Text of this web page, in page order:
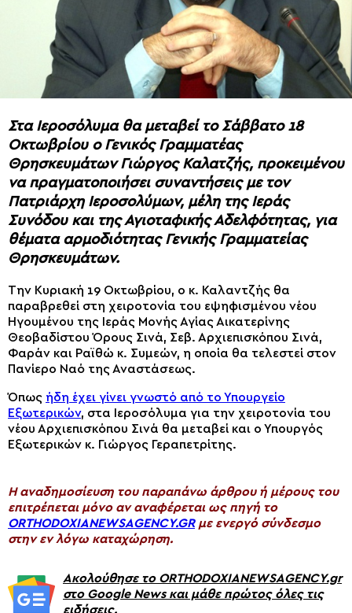
Στα Ιεροσόλυμα θα μεταβεί το Σάββατο 18
Οκτωβρίου ο Γενικός Γραμματέας
Θρησκευμάτων Γιώργος Καλατζής, προκειμένου
να πραγματοποιήσει συναντήσεις με τον
Πατριάρχη Ιεροσολύμων, μέλη της Ιεράς
Συνόδου και της Αγιοταφικής Αδελφότητας, για
θέματα αρμοδιότητας Γενικής Γραμματείας
Θρησκευμάτων.
Την Κυριακή 19 Οκτωβρίου, ο κ. Καλαντζής θα
παραβρεθεί στη χειροτονία του εψηφισμένου νέου
Ηγουμένου της Ιεράς Μονής Αγίας Αικατερίνης
Θεοβαδίστου Όρους Σινά, Σεβ. Αρχιεπισκόπου Σινά,
Φαράν και Ραϊθώ κ. Συμεών, η οποία θα τελεστεί στον
Πανίερο Ναό της Αναστάσεως.
Όπως ήδη έχει γίνει γνωστό από το Υπουργείο
Εξωτερικών, στα Ιεροσόλυμα για την χειροτονία του
νέου Αρχιεπισκόπου Σινά θα μεταβεί και ο Υπουργός
Εξωτερικών κ. Γιώργος Γεραπετρίτης.
H αναδημοσίευση του παραπάνω άρθρου ή μέρους του
επιτρέπεται μόνο αν αναφέρεται ως πηγή το
ORTHODOXIANEWSAGENCY.GRμε ενεργό σύνδεσμο
στην εν λόγω καταχώρηση.
Ακολούθησε το ORTHODOXIANEWSAGENCY.gr
στο Google News και μάθε πρώτος όλες τις
ειδήσεις.